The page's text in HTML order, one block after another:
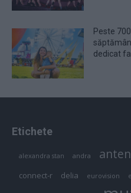
Peste
dedicat
Etichete
alexandra stan andra
connect-r delia eurovision